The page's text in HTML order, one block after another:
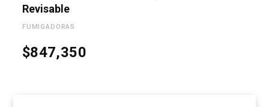
Revisable
FUMIGADORAS
$847,350